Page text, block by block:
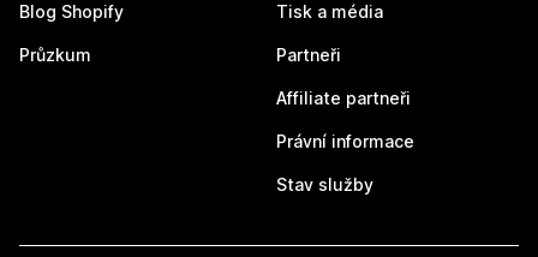
Blog Shopify
Průzkum
Tisk a média
Partneři
Affiliate partneři
Právní informace
Stav služby